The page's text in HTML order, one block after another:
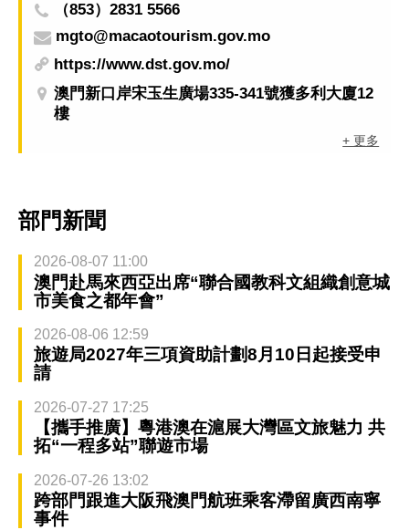
（853）2831 5566
mgto@macaotourism.gov.mo
https://www.dst.gov.mo/
澳門新口岸宋玉生廣場335-341號獲多利大廈12
樓
+ 更多
部門新聞
2026-08-07 11:00
澳門赴馬來西亞出席“聯合國教科文組織創意城
市美食之都年會”
2026-08-06 12:59
旅遊局2027年三項資助計劃8月10日起接受申
請
2026-07-27 17:25
【攜手推廣】粵港澳在滬展大灣區文旅魅力 共
拓“一程多站”聯遊市場
2026-07-26 13:02
跨部門跟進大阪飛澳門航班乘客滯留廣西南寧
事件